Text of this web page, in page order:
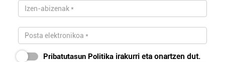
Pribatutasun Politika irakurri eta onartzen dut.